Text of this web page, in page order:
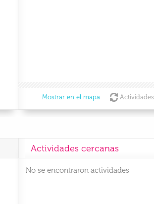
Mostrar en el mapa Actividades
Actividades cercanas
No se encontraron actividades